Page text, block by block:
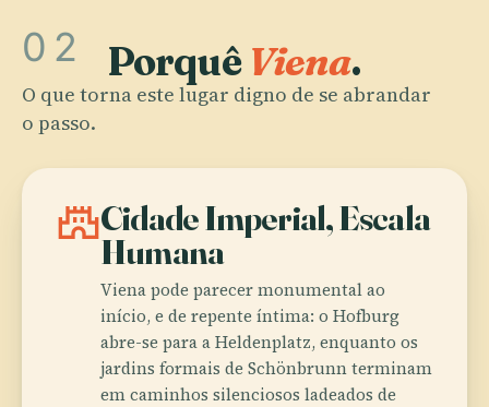
02 Porquê Viena.
O que torna este lugar digno de se abrandar
o passo.
castleCidade Imperial, Escala
Humana
Viena pode parecer monumental ao
início, e de repente íntima: o Hofburg
abre-se para a Heldenplatz, enquanto os
jardins formais de Schönbrunn terminam
em caminhos silenciosos ladeados de